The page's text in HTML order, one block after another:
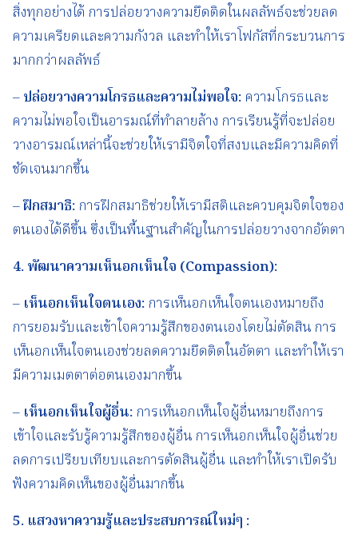
สิ่งทุกอย่างได้ การปล่อยวางความยึดติดในผลลัพธ์จะช่วยลด
ความเครียดและความกังวล และทำให้เราโฟกัสที่กระบวนการ
มากกว่าผลลัพธ์
–ปล่อยวางความโกรธและความไม่พอใจ: ความโกรธและ
ความไม่พอใจเป็นอารมณ์ที่ทำลายล้าง การเรียนรู้ที่จะปล่อย
วางอารมณ์เหล่านี้จะช่วยให้เรามีจิตใจที่สงบและมีความคิดที่
ชัดเจนมากขึ้น
–ฝึกสมาธิ: การฝึกสมาธิช่วยให้เรามีสติและควบคุมจิตใจของ
ตนเองได้ดีขึ้น ซึ่งเป็นพื้นฐานสำคัญในการปล่อยวางจากอัตตา
4.พัฒนาความเห็นอกเห็นใจ (Compassion):
– เห็นอกเห็นใจตนเอง: การเห็นอกเห็นใจตนเองหมายถึง
การยอมรับและเข้าใจความรู้สึกของตนเองโดยไม่ตัดสิน การ
เห็นอกเห็นใจตนเองช่วยลดความยึดติดในอัตตา และทำให้เรา
มีความเมตตาต่อตนเองมากขึ้น
– เห็นอกเห็นใจผู้อื่น: การเห็นอกเห็นใจผู้อื่นหมายถึงการ
เข้าใจและรับรู้ความรู้สึกของผู้อื่น การเห็นอกเห็นใจผู้อื่นช่วย
ลดการเปรียบเทียบและการตัดสินผู้อื่น และทำให้เราเปิดรับ
ฟังความคิดเห็นของผู้อื่นมากขึ้น
5. แสวงหาความรู้และประสบการณ์ใหม่ๆ :